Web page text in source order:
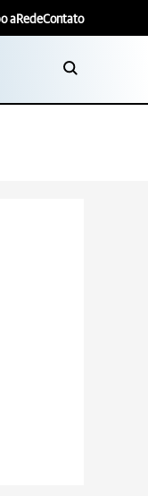
aRedeContato